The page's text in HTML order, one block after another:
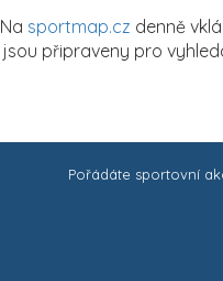
Na sportmap.cz denně
jsou připraveny pro
Pořádáte sportovní